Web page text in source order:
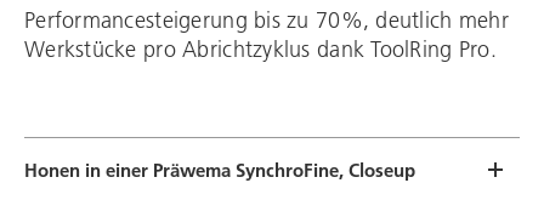
Performancesteigerung bis zu 70%, deutlich mehr
Werkstücke pro Abrichtzyklus dank ToolRing Pro.
Honen in einer Präwema SynchroFine, Closeup